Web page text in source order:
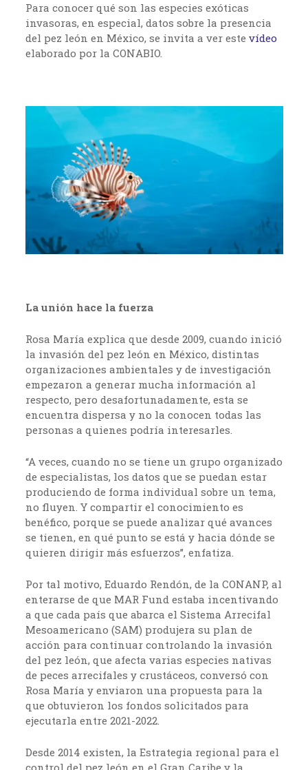
Para conocer qué son las especies exóticas
invasoras, en especial, datos sobre la presencia
del pez león en México, se invita a ver estevídeo
elaborado por la CONABIO.
La unión hace la fuerza
Rosa María explica que desde 2009, cuando inició
la invasión del pez león en México, distintas
organizaciones ambientales y de investigación
empezaron a generar mucha información al
respecto, pero desafortunadamente, esta se
encuentra dispersa y no la conocen todas las
personas a quienes podría interesarles.
“A veces, cuando no se tiene un grupo organizado
de especialistas, los datos que se puedan estar
produciendo de forma individual sobre un tema,
no fluyen. Y compartir el conocimiento es
benéfico, porque se puede analizar qué avances
se tienen, en qué punto se está y hacia dónde se
quieren dirigir más esfuerzos”, enfatiza.
Por tal motivo, Eduardo Rendón, de la CONANP, al
enterarse de que MAR Fund estaba incentivando
a que cada país que abarca el Sistema Arrecifal
Mesoamericano (SAM) produjera su plan de
acción para continuar controlando la invasión
del pez león, que afecta varias especies nativas
de peces arrecifales y crustáceos, conversó con
Rosa María y enviaron una propuesta para la
que obtuvieron los fondos solicitados para
ejecutarla entre 2021-2022.
Desde 2014 existen, la Estrategia regional para el